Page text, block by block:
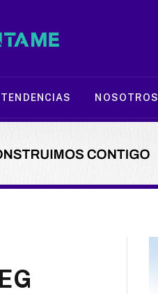
TENDENCIAS NOSOTROS